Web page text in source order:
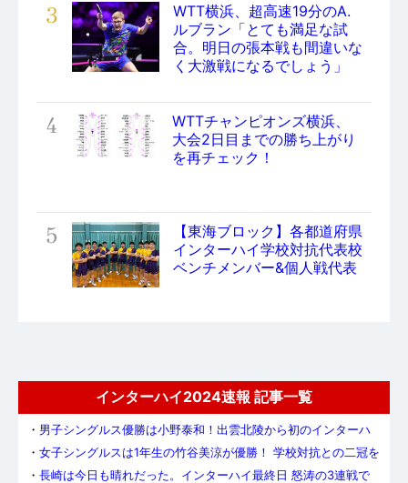
3
WTT横浜、超高速19分のA.
ルブラン「とても満足な試
合。明日の張本戦も間違いな
く大激戦になるでしょう」
4
WTTチャンピオンズ横浜、
大会2日目までの勝ち上がり
を再チェック！
5
【東海ブロック】各都道府県
インターハイ学校対抗代表校
ベンチメンバー&個人戦代表
インターハイ2024速報 記事一覧
・ 男子シングルス優勝は小野泰和！出雲北陵から初のインターハ
・ 女子シングルスは1年生の竹谷美涼が優勝！ 学校対抗との二冠を
・ 長崎は今日も晴れだった。インターハイ最終日 怒涛の3連戦で